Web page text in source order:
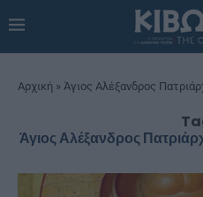
Αρχική » Άγιος Αλέξανδρος
Άγιος Αλέξανδρος